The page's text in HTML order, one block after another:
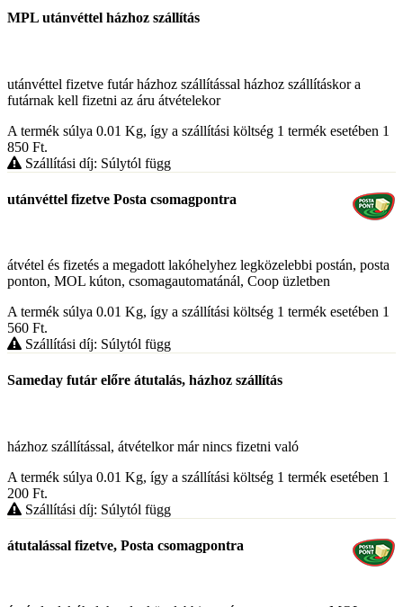
MPL utánvéttel házhoz szállítás
utánvéttel fizetve futár házhoz szállítással házhoz szállításkor a
futárnak kell fizetni az áru átvételekor
A termék súlya 0.01 Kg, így a szállítási költség 1 termék esetében 1
850 Ft.
Szállítási díj: Súlytól függ
utánvéttel fizetve Posta csomagpontra
átvétel és fizetés a megadott lakóhelyhez legközelebbi postán, posta
ponton, MOL kúton, csomagautomatánál, Coop üzletben
A termék súlya 0.01 Kg, így a szállítási költség 1 termék esetében 1
560 Ft.
Szállítási díj: Súlytól függ
Sameday futár előre átutalás, házhoz szállítás
házhoz szállítással, átvételkor már nincs fizetni való
A termék súlya 0.01 Kg, így a szállítási költség 1 termék esetében 1
200 Ft.
Szállítási díj: Súlytól függ
átutalással fizetve, Posta csomagpontra